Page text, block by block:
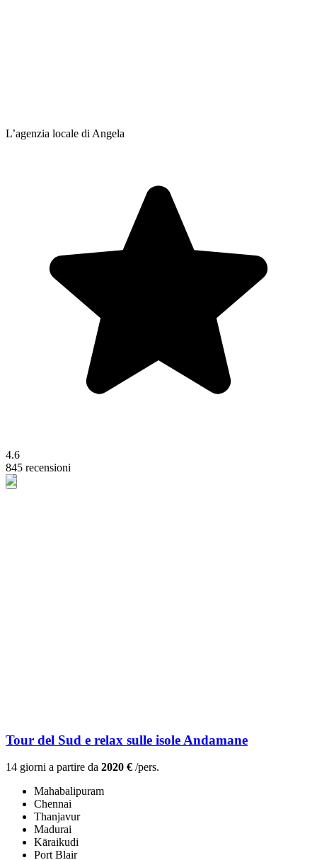
L’agenzia locale di Angela
4.6
845 recensioni
Tour del Sud e relax sulle isole Andamane
14 giorni a partire da 2020 € /pers.
Mahabalipuram
Chennai
Thanjavur
Madurai
Kāraikudi
Port Blair